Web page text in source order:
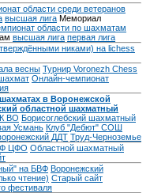
области среди ветеранов
высшая лига Мемориал
области по шахматам
высшая лига первая лига
никами) на lichess
весны Турнир Voronezh Chess
Онлайн-чемпионат
в Воронежской
областной шахматный
ВО Борисоглебский шахматный
Усмань Клуб "Дебют" СОШ
ДДТ Труд-Черноземье
ЦФО Областной шахматный
на БВФ Воронежский
чтение) Старый сайт
фестиваля